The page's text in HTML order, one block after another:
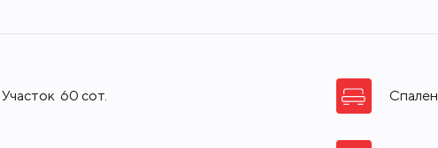
Участок 60 сот. Спален